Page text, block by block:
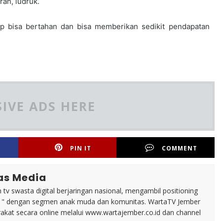
bisa bertahan dan bisa memberikan sedikit pendapatan
ADS HERE
PIN IT COMMENT
Media
tv swasta digital berjaringan nasional, mengambil positioning
dengan segmen anak muda dan komunitas. WartaTV Jember
secara online melalui www.wartajember.co.id dan channel